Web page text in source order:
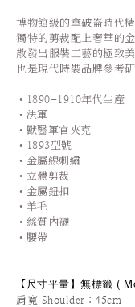
博物館級的拿破崙時代
獨特的剪裁配上奢華的
散發出服裝工藝的極致
也是現代時裝品牌參考研
•1890-1910年代生產
•法軍
•獸醫軍官夾克
•1893型號
•金屬線刺繡
•立體剪裁
•金屬鈕扣
•羊毛
•絲質內襯
•腰帶
【 尺寸平量】無標籤 (
肩寬 Shoulder：45cm